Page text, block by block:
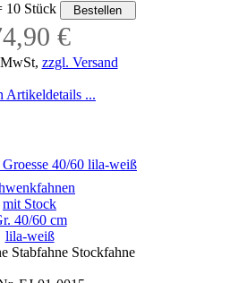
10 Stück
€
zzgl. Versand
Artikeldetails ...
mit Stock
40/60 cm
lila-weiß
Stabfahne Stockfahne